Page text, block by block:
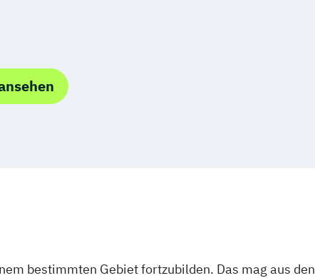
bestimmten Gebiet fortzubilden. Das mag aus den